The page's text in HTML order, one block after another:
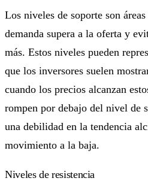
Los niveles de soporte son
demanda supera a la oferta y
más. Estos niveles pueden
que los inversores suelen
cuando los precios alcanzan
rompen por debajo del nivel de
una debilidad en la tendencia
movimiento a la baja.
Niveles de resistencia